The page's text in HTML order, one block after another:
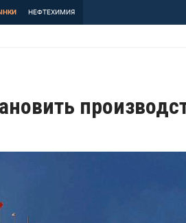
НЕФТЕХИМИЯ